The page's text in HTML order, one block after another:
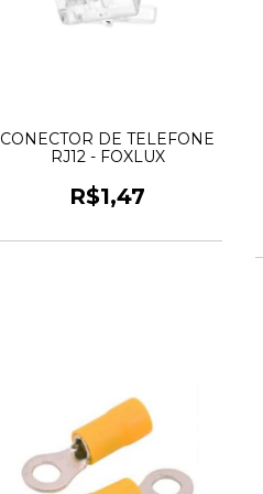
CONECTOR DE TELEFONE
RJ12 - FOXLUX
R$1,47